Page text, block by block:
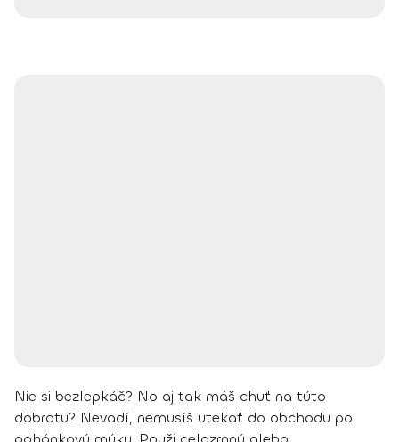
Nie si bezlepkáč? No aj tak máš chuť na túto
dobrotu? Nevadí, nemusíš utekať do obchodu po